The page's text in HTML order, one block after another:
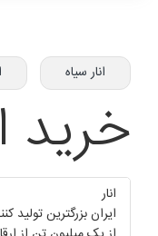
انار سیاه
خرید
انار
ایران بزرگترین تولید